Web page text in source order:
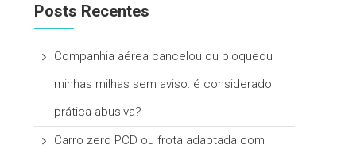
Posts Recentes
Companhia aérea cancelou ou bloqueou
minhas milhas sem aviso: é considerado
prática abusiva?
Carro zero PCD ou frota adaptada com